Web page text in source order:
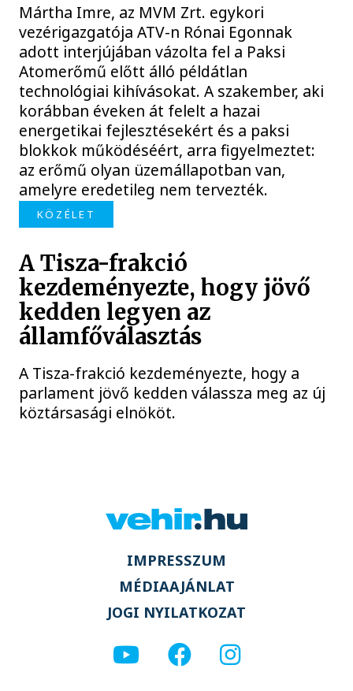
Mártha Imre, az MVM Zrt. egykori
vezérigazgatója ATV-n Rónai Egonnak
adott interjújában vázolta fel a Paksi
Atomerőmű előtt álló példátlan
technológiai kihívásokat. A szakember, aki
korábban éveken át felelt a hazai
energetikai fejlesztésekért és a paksi
blokkok működéséért, arra figyelmeztet:
az erőmű olyan üzemállapotban van,
amelyre eredetileg nem tervezték.
KÖZÉLET
A Tisza-frakció
kezdeményezte, hogy jövő
kedden legyen az
államfőválasztás
A Tisza-frakció kezdeményezte, hogy a
parlament jövő kedden válassza meg az új
köztársasági elnököt.
IMPRESSZUM
MÉDIAAJÁNLAT
JOGI NYILATKOZAT